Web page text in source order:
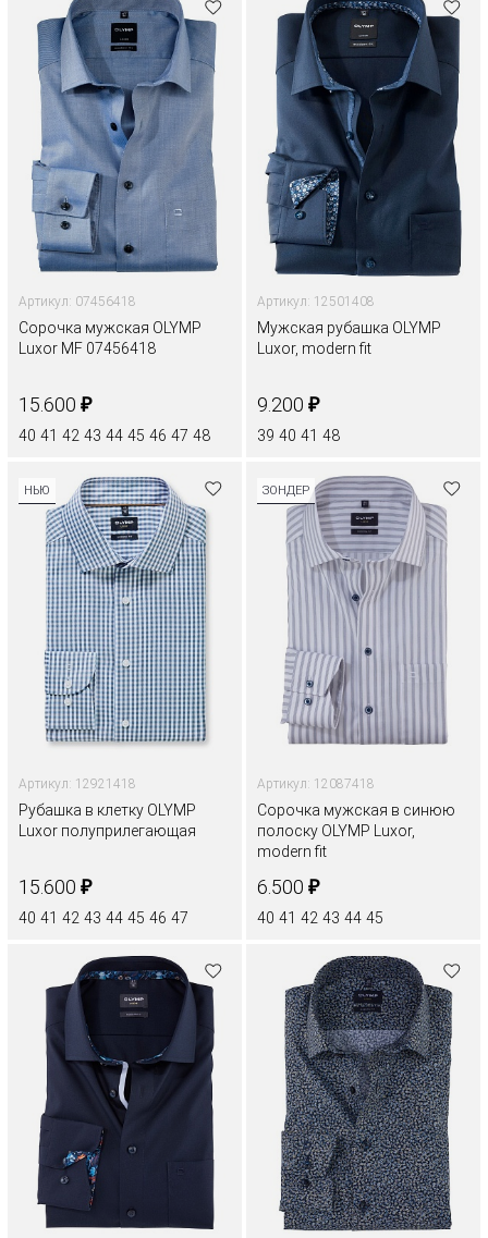
Артикул: 07456418
Сорочка мужская OLYMP
Luxor MF 07456418
15.600 ₽
40 41 42 43 44 45 46 47 48
Артикул: 12501408
Мужская рубашка OLYMP
Luxor, modern fit
9.200 ₽
39 40 41 48
НЬЮ
Артикул: 12921418
Рубашка в клетку OLYMP
Luxor полуприлегающая
15.600 ₽
40 41 42 43 44 45 46 47
ЗОНДЕР
Артикул: 12087418
Сорочка мужская в синюю
полоску OLYMP Luxor,
modern fit
6.500 ₽
40 41 42 43 44 45